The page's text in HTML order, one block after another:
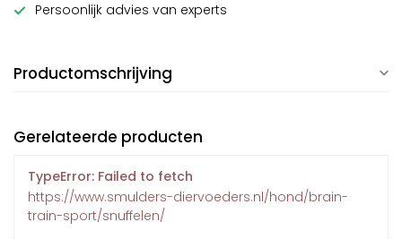
Persoonlijk advies van experts
Productomschrijving
Gerelateerde producten
TypeError: Failed to fetch
https://www.smulders-diervoeders.nl/hond/brain-
train-sport/snuffelen/